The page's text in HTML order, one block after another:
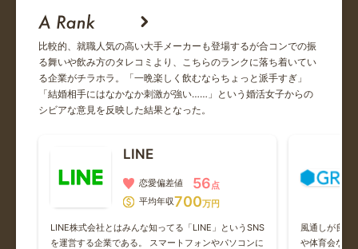
ベイカレント・コンサルティング
30歳で1300万は乗る、特に困ることはないと思う。
がいて...
キーエンス
比較的、就職人気の高い大手メーカーも登場するが合コンでの振
る舞いや飲み方のタレコミより、こちらのランクに落ち着いてい
る企業がチラホラ。「一晩楽しく飲むならちょっと派手すぎ」
「結婚相手にはなかなか刺激が強い……」という婚活女子からの
シビアな意見を反映した結果となった。
LINE
恋愛偏差値 56点
平均年収700万円
LINE株式会社とはみんな知ってる「LINE」というSNS
を運営する企業である。 スマートフォンやパソコンに
風通しが良く
や体育会な風